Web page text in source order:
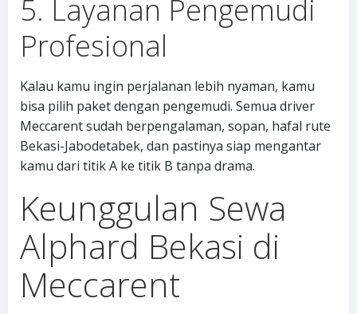
5. Layanan Pengemudi
Profesional
Kalau kamu ingin perjalanan lebih nyaman, kamu
bisa pilih paket dengan pengemudi. Semua driver
Meccarent sudah berpengalaman, sopan, hafal rute
Bekasi-Jabodetabek, dan pastinya siap mengantar
kamu dari titik A ke titik B tanpa drama.
Keunggulan Sewa
Alphard Bekasi di
Meccarent